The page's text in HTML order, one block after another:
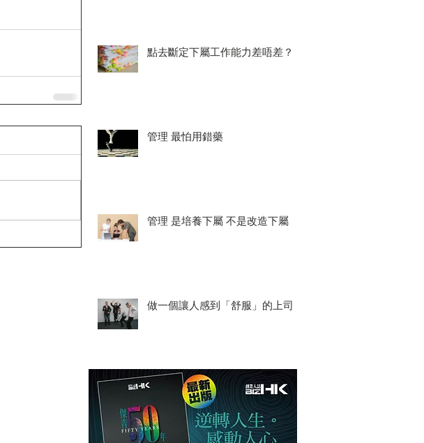
點去斷定下屬工作能力差唔差？
管理 最怕用錯藥
管理 是培養下屬 不是改造下屬
做一個讓人感到「舒服」的上司